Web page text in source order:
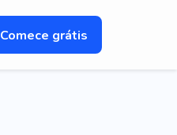
Comece grátis